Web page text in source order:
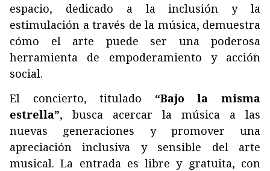
espacio, dedicado a la inclusión y la
estimulación a través de la música, demuestra
cómo el arte puede ser una poderosa
herramienta de empoderamiento y acción
social.
El concierto, titulado “Bajo la misma
estrella”, busca acercar la música a las
nuevas generaciones y promover una
apreciación inclusiva y sensible del arte
musical. La entrada es libre y gratuita, con